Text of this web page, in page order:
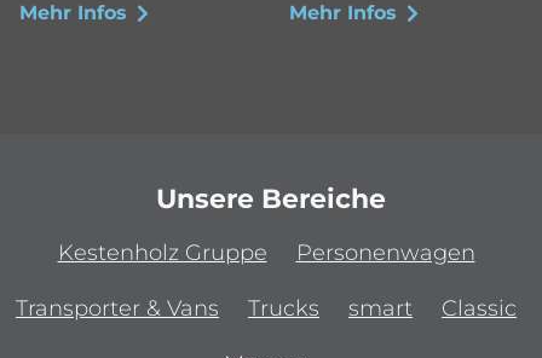
Mehr Infos Mehr Infos
Unsere Bereiche
Kestenholz Gruppe Personenwagen
Transporter & Vans Trucks smart Classic